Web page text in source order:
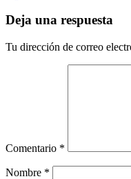
Deja una respuesta
Tu dirección de correo
Comentario *
Nombre *